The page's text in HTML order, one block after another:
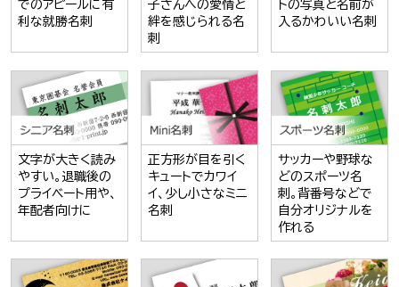
でのアピールに有
利な就勝名刺
子さんへの愛情と
絆を感じられる名
刺
トの写真と名前が
入るかわいい名刺
文字が大きく読み
やすい。退職後の
プライベート用や、
年配者向けに
正方形が目を引く
キュートでカワイ
イ、少し小さなミニ
名刺
サッカーや野球な
どのスポーツ名
刺。背番号などで
自分オリジナルを
作れる